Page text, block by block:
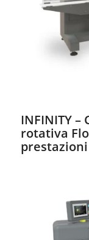
INFINITY
rotativa
prestazioni